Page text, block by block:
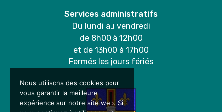
Services administratifs
Du lundi au vendredi
de 8h00 à 12h00
et de 13h00 à 17h00
Fermés les jours fériés
Nous utilisons des cookies pour
vous garantir la meilleure
expérience sur notre site web. Si